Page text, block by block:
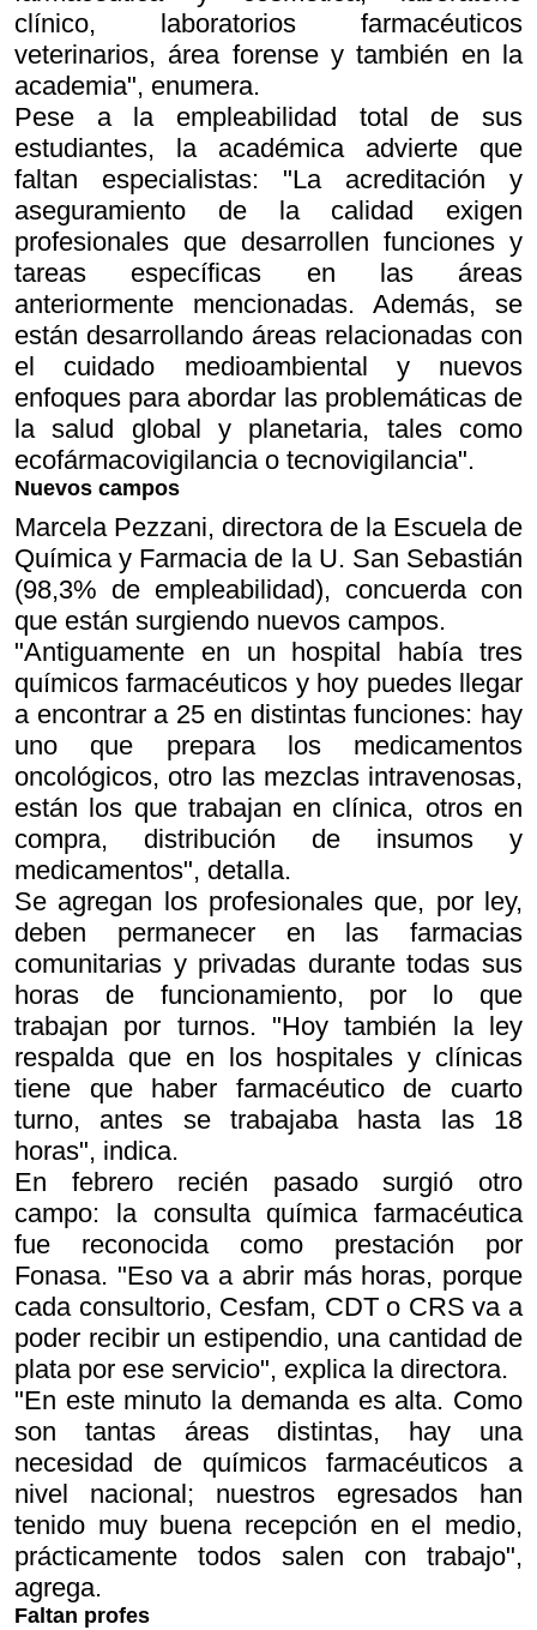
clínico, laboratorios farmacéuticos
veterinarios, área forense y también en la
academia", enumera.
Pese a la empleabilidad total de sus
estudiantes, la académica advierte que
faltan especialistas: "La acreditación y
aseguramiento de la calidad exigen
profesionales que desarrollen funciones y
tareas específicas en las áreas
anteriormente mencionadas. Además, se
están desarrollando áreas relacionadas con
el cuidado medioambiental y nuevos
enfoques para abordar las problemáticas de
la salud global y planetaria, tales como
ecofármacovigilancia o tecnovigilancia".
Nuevos campos
Marcela Pezzani, directora de la Escuela de
Química y Farmacia de la U. San Sebastián
(98,3% de empleabilidad), concuerda con
que están surgiendo nuevos campos.
"Antiguamente en un hospital había tres
químicos farmacéuticos y hoy puedes llegar
a encontrar a 25 en distintas funciones: hay
uno que prepara los medicamentos
oncológicos, otro las mezclas intravenosas,
están los que trabajan en clínica, otros en
compra, distribución de insumos y
medicamentos", detalla.
Se agregan los profesionales que, por ley,
deben permanecer en las farmacias
comunitarias y privadas durante todas sus
horas de funcionamiento, por lo que
trabajan por turnos. "Hoy también la ley
respalda que en los hospitales y clínicas
tiene que haber farmacéutico de cuarto
turno, antes se trabajaba hasta las 18
horas", indica.
En febrero recién pasado surgió otro
campo: la consulta química farmacéutica
fue reconocida como prestación por
Fonasa. "Eso va a abrir más horas, porque
cada consultorio, Cesfam, CDT o CRS va a
poder recibir un estipendio, una cantidad de
plata por ese servicio", explica la directora.
"En este minuto la demanda es alta. Como
son tantas áreas distintas, hay una
necesidad de químicos farmacéuticos a
nivel nacional; nuestros egresados han
tenido muy buena recepción en el medio,
prácticamente todos salen con trabajo",
agrega.
Faltan profes